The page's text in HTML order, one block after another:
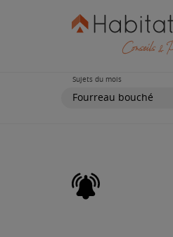
Sujets du mois
Fourreau bouché